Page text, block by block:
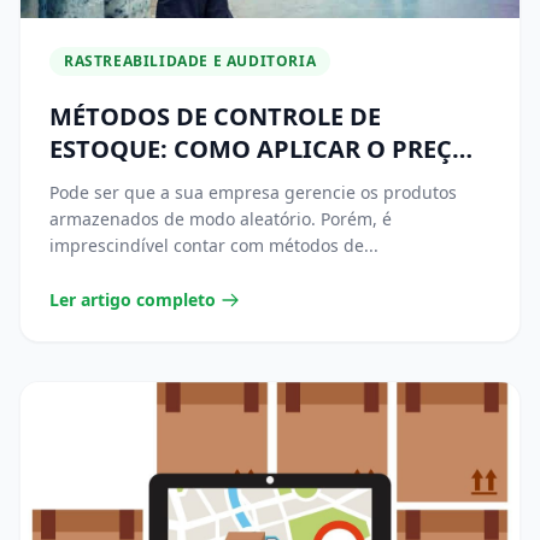
RASTREABILIDADE E AUDITORIA
MÉTODOS DE CONTROLE DE
ESTOQUE: COMO APLICAR O PREÇO
MÉDIO NA SUA EMPRESA
Pode ser que a sua empresa gerencie os produtos
armazenados de modo aleatório. Porém, é
imprescindível contar com métodos de...
Ler artigo completo